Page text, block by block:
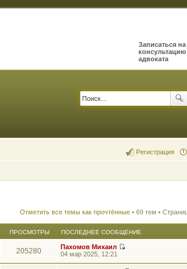
Записаться на
консультацию
адвоката
Регистрация
Отметить все темы как прочтённые • 69 тем •
ПРОСМОТРЫ ПОСЛЕДНЕЕ СООБЩЕНИЕ
205280
Пахомов Михаил
р
04 мар 2025, 12:21